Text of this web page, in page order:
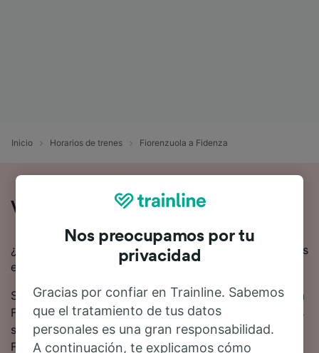
Inicio Horarios de trenes Fiorenzuola a Fidenza
Viaje en tren de Fiorenzuola a Fidenza
¿Quieres viajar en tren de Fiorenzuola a Fidenza? Estás
en el lugar adecuado.
Se estima que el viaje en tren desde Fiorenzuola hasta
Fidenza dura 25 minutos en promedio. 5 trenes trenes
suelen circular todos los días desde Fiorenzuola a
Fidenza.
Nos preocupamos por tu
privacidad
Gracias por confiar en Trainline. Sabemos
que el tratamiento de tus datos
personales es una gran responsabilidad.
A continuación, te explicamos cómo